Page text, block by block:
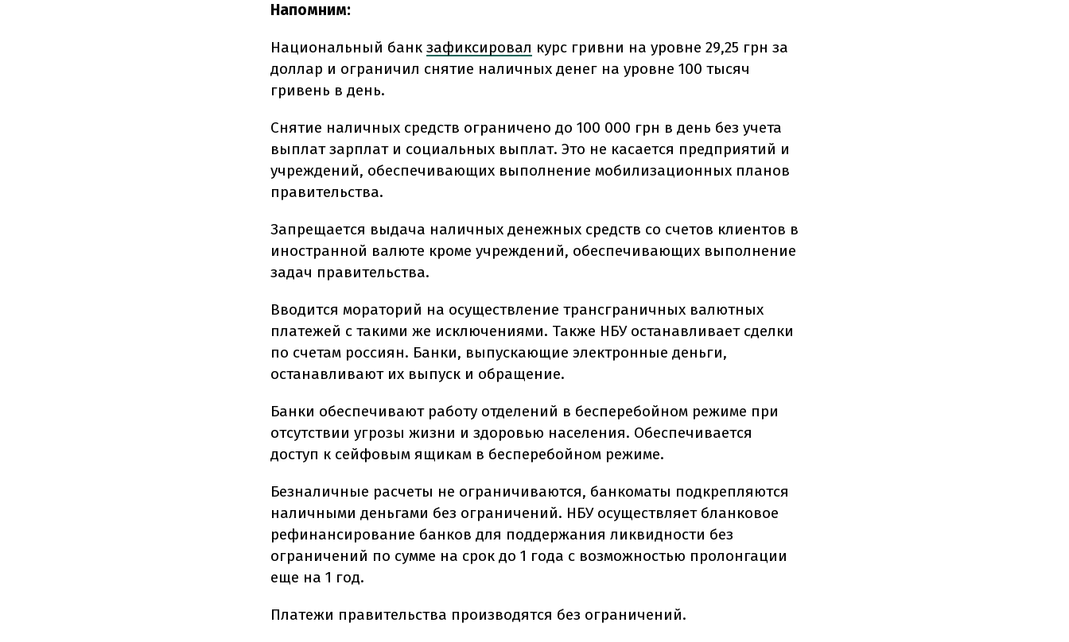
Напомним:
Национальный банк зафиксировал курс гривни на уровне 29,25 грн за
доллар и ограничил снятие наличных денег на уровне 100 тысяч
гривень в день.
Снятие наличных средств ограничено до 100 000 грн в день без учета
выплат зарплат и социальных выплат. Это не касается предприятий и
учреждений, обеспечивающих выполнение мобилизационных планов
правительства.
Запрещается выдача наличных денежных средств со счетов клиентов в
иностранной валюте кроме учреждений, обеспечивающих выполнение
задач правительства.
Вводится мораторий на осуществление трансграничных валютных
платежей с такими же исключениями. Также НБУ останавливает сделки
по счетам россиян. Банки, выпускающие электронные деньги,
останавливают их выпуск и обращение.
Банки обеспечивают работу отделений в бесперебойном режиме при
отсутствии угрозы жизни и здоровью населения. Обеспечивается
доступ к сейфовым ящикам в бесперебойном режиме.
Безналичные расчеты не ограничиваются, банкоматы подкрепляются
наличными деньгами без ограничений. НБУ осуществляет бланковое
рефинансирование банков для поддержания ликвидности без
ограничений по сумме на срок до 1 года с возможностью пролонгации
еще на 1 год.
Платежи правительства производятся без ограничений.